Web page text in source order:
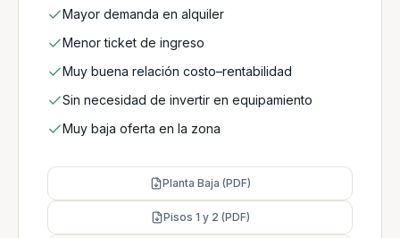
Mayor demanda en alquiler
Menor ticket de ingreso
Muy buena relación costo–rentabilidad
Sin necesidad de invertir en equipamiento
Muy baja oferta en la zona
Planta Baja (PDF)
Pisos 1 y 2 (PDF)